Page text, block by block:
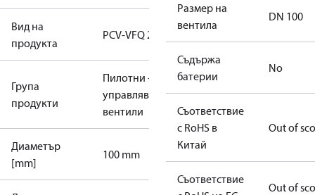
Вид на
продукта
PCV-VFQ 21
Група
продукти
Пилотни -
управляващи
вентили
Диаметър
[mm]
100 mm
Размер на
вентила
DN 100
Съдържа
батерии
No
Съответствие
с RoHS в
Китай
Out of
Съответствие
Out of